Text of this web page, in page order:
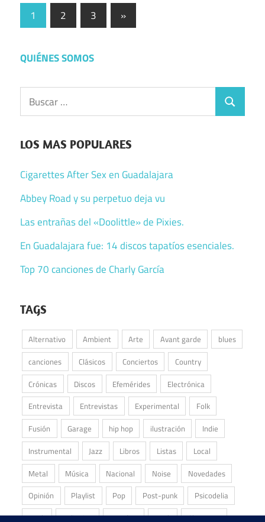
Paginación
entradas
1 2 3
Entradas
siguientes
»
QUIÉNES SOMOS
Buscar:
Buscar
LOS MAS POPULARES
Cigarettes After Sex en Guadalajara
Abbey Road y su perpetuo deja vu
Las entrañas del «Doolittle» de Pixies.
En Guadalajara fue: 14 discos tapatíos esenciales.
Top 70 canciones de Charly García
TAGS
Alternativo Ambient Arte Avant garde
blues
canciones
Clásicos Conciertos
Country
Crónicas
Discos Efemérides
Electrónica
Entrevista
Entrevistas Experimental
Folk
Fusión
Garage hip hop ilustración
Indie
Instrumental
Jazz Libros Listas
Local
Metal
Música Nacional Noise
Novedades
Opinión
Playlist Pop Post-punk
Psicodelia
Punk
Reliquias Reseñas Rock Shoegaze